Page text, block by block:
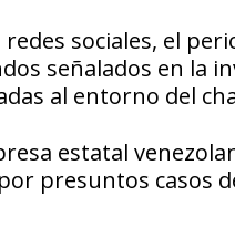
sociales, el
señalados en la
al entorno del
estatal
presuntos casos